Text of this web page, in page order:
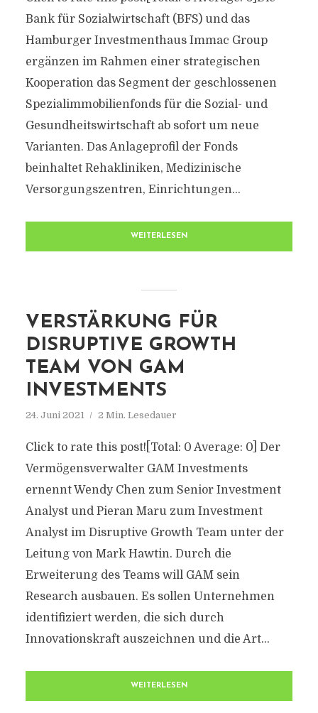
Bank für Sozialwirtschaft (BFS) und das
Hamburger Investmenthaus Immac Group
ergänzen im Rahmen einer strategischen
Kooperation das Segment der geschlossenen
Spezialimmobilienfonds für die Sozial- und
Gesundheitswirtschaft ab sofort um neue
Varianten. Das Anlageprofil der Fonds
beinhaltet Rehakliniken, Medizinische
Versorgungszentren, Einrichtungen...
WEITERLESEN
VERSTÄRKUNG FÜR
DISRUPTIVE GROWTH
TEAM VON GAM
INVESTMENTS
24. Juni 2021 2 Min. Lesedauer
Click to rate this post![Total: 0 Average: 0] Der
Vermögensverwalter GAM Investments
ernennt Wendy Chen zum Senior Investment
Analyst und Pieran Maru zum Investment
Analyst im Disruptive Growth Team unter der
Leitung von Mark Hawtin. Durch die
Erweiterung des Teams will GAM sein
Research ausbauen. Es sollen Unternehmen
identifiziert werden, die sich durch
Innovationskraft auszeichnen und die Art...
WEITERLESEN